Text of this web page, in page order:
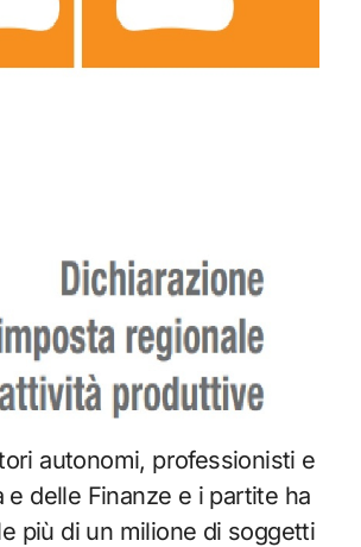
e delle Finanze e i partite ha
più di un milione di soggetti